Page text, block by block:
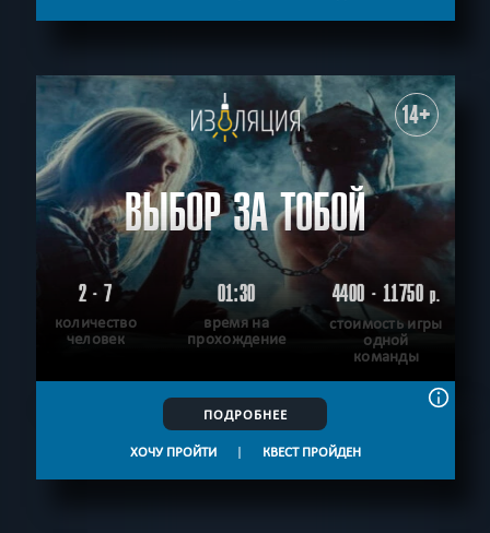
14+
ВЫБОР ЗА ТОБОЙ
2 - 7
количество
человек
01:30
время на
прохождение
4400 - 11750р.
стоимость игры
одной
команды
ПОДРОБНЕЕ
ХОЧУ ПРОЙТИ | КВЕСТ ПРОЙДЕН